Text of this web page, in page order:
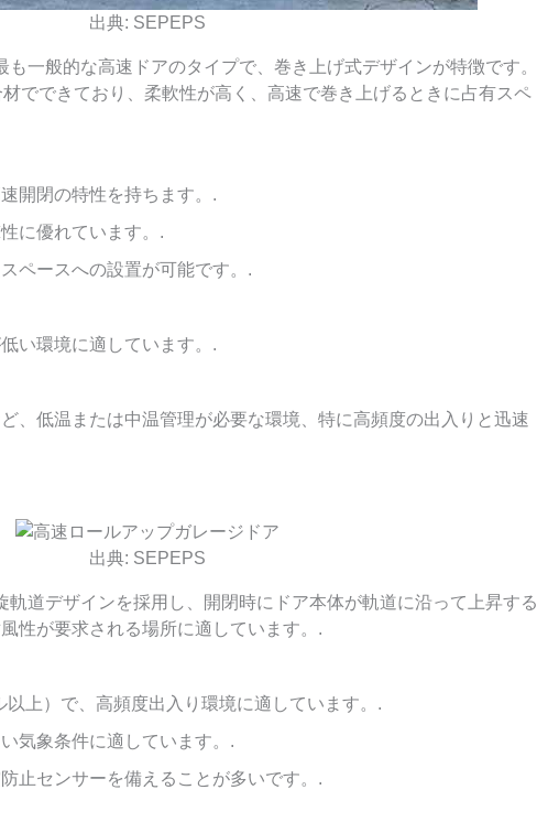
出典: SEPEPS
も一般的な高速ドアのタイプで、巻き上げ式デザインが特徴です。
でできており、柔軟性が高く、高速で巻き上げるときに占有スペ
開閉の特性を持ちます。.
に優れています。.
ペースへの設置が可能です。.
い環境に適しています。.
、低温または中温管理が必要な環境、特に高頻度の出入りと迅速
出典: SEPEPS
軌道デザインを採用し、開閉時にドア本体が軌道に沿って上昇する
性が要求される場所に適しています。.
上）で、高頻度出入り環境に適しています。.
気象条件に適しています。.
止センサーを備えることが多いです。.